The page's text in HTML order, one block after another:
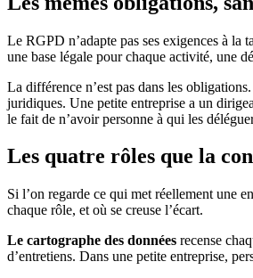
Le RGPD n’adapte pas ses exigences à la
une base légale pour chaque activité, une
La différence n’est pas dans les
juridiques. Une petite entreprise a un
le fait de n’avoir personne à qui les
Les quatre rôles que la
Si l’on regarde ce qui met réellement une
chaque rôle, et où se creuse l’écart.
Le cartographe des données recense
d’entretiens. Dans une petite entreprise,